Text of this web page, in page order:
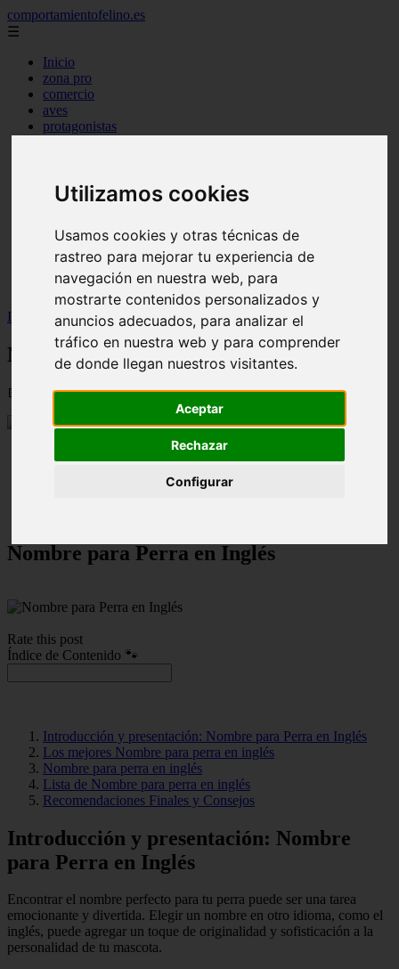
Utilizamos cookies
Usamos cookies y otras técnicas de
rastreo para mejorar tu experiencia de
navegación en nuestra web, para
mostrarte contenidos personalizados y
anuncios adecuados, para analizar el
tráfico en nuestra web y para comprender
de donde llegan nuestros visitantes.
Aceptar
Rechazar
Configurar
comportamientofelino.es
☰
Inicio
zona pro
comercio
aves
protagonistas
articulos
canal tv
novedades
tablon de anuncios
uncategorized
zona pro
Inicio
gatos2 >Nombre para Perra en Inglés
Nombre para Perra en Inglés
📅 12/06/2025
Nombre para Perra en Inglés
Nombre para Perra en Inglés
Rate this post
Índice de Contenido 🐾
Introducción y presentación: Nombre para Perra en Inglés
Los mejores Nombre para perra en inglés
Nombre para perra en inglés
Lista de Nombre para perra en inglés
Recomendaciones Finales y Consejos
Introducción y presentación: Nombre
para Perra en Inglés
Encontrar el nombre perfecto para tu perra puede ser una tarea
emocionante y divertida. Elegir un nombre en otro idioma, como el
inglés, puede agregar un toque de originalidad y sofisticación a la
personalidad de tu mascota.